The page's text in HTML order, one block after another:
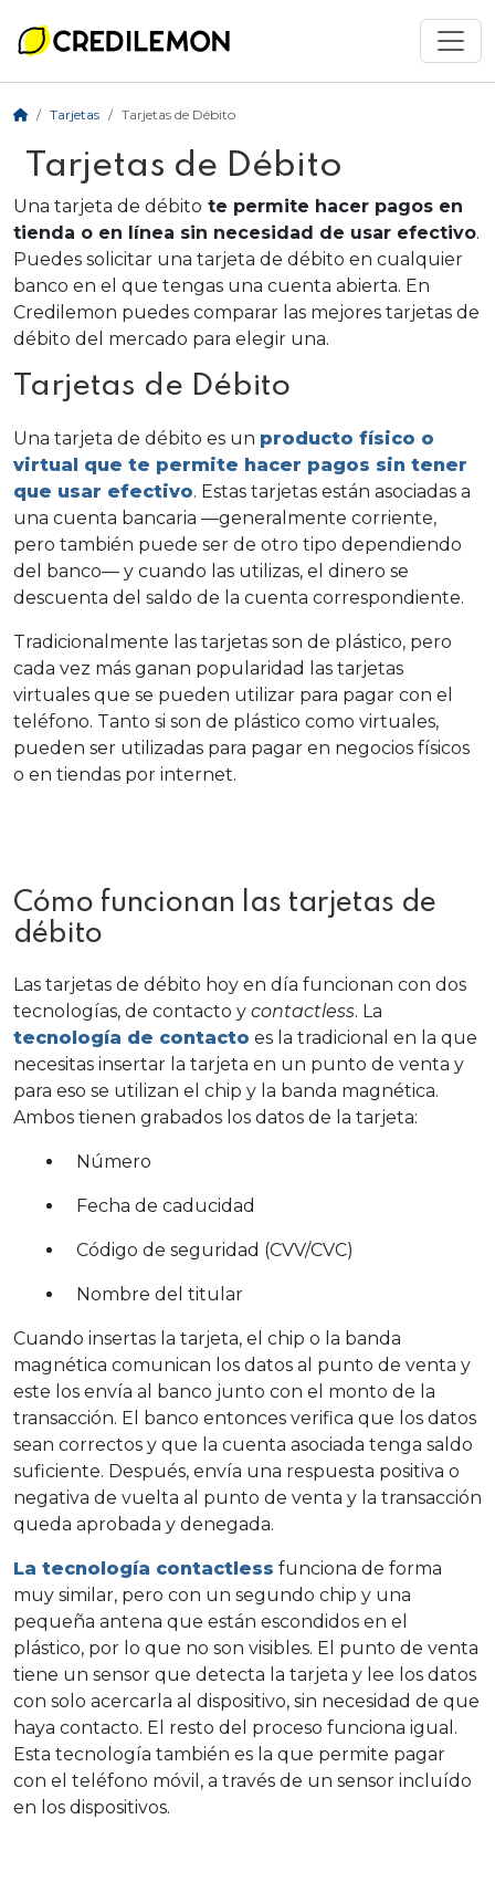
Tarjetas Tarjetas de Débito
Tarjetas de Débito
Una tarjeta de débito te permite hacer pagos en
tienda o en línea sin necesidad de usar efectivo.
Puedes solicitar una tarjeta de débito en cualquier
banco en el que tengas una cuenta abierta. En
Credilemon puedes comparar las mejores tarjetas de
débito del mercado para elegir una.
Tarjetas de Débito
Una tarjeta de débito es un producto físico o
virtual que te permite hacer pagos sin tener
que usar efectivo. Estas tarjetas están asociadas a
una cuenta bancaria —generalmente corriente,
pero también puede ser de otro tipo dependiendo
del banco— y cuando las utilizas, el dinero se
descuenta del saldo de la cuenta correspondiente.
Tradicionalmente las tarjetas son de plástico, pero
cada vez más ganan popularidad las tarjetas
virtuales que se pueden utilizar para pagar con el
teléfono. Tanto si son de plástico como virtuales,
pueden ser utilizadas para pagar en negocios físicos
o en tiendas por internet.
Cómo funcionan las tarjetas de
débito
Las tarjetas de débito hoy en día funcionan con dos
tecnologías, de contacto y contactless. La
tecnología de contacto es la tradicional en la que
necesitas insertar la tarjeta en un punto de venta y
para eso se utilizan el chip y la banda magnética.
Ambos tienen grabados los datos de la tarjeta:
Número
Fecha de caducidad
Código de seguridad (CVV/CVC)
Nombre del titular
Cuando insertas la tarjeta, el chip o la banda
magnética comunican los datos al punto de venta y
este los envía al banco junto con el monto de la
transacción. El banco entonces verifica que los datos
sean correctos y que la cuenta asociada tenga saldo
suficiente. Después, envía una respuesta positiva o
negativa de vuelta al punto de venta y la transacción
queda aprobada y denegada.
La tecnología contactless funciona de forma
muy similar, pero con un segundo chip y una
pequeña antena que están escondidos en el
plástico, por lo que no son visibles. El punto de venta
tiene un sensor que detecta la tarjeta y lee los datos
con solo acercarla al dispositivo, sin necesidad de que
haya contacto. El resto del proceso funciona igual.
Esta tecnología también es la que permite pagar
con el teléfono móvil, a través de un sensor incluído
en los dispositivos.